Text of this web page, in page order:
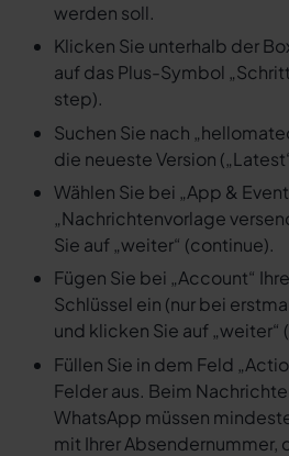
werden soll.
Klicken Sie unterhalb der
auf das Plus-Symbol
step).
Suchen Sie nach
die neueste Version
Wählen Sie bei „App &
„Nachrichtenvorlage
Sie auf „weiter“ (continue).
Fügen Sie bei „Account“
Schlüssel ein (nur bei
und klicken Sie auf „weiter“
Füllen Sie in dem Feld
Felder aus. Beim
WhatsApp müssen
mit Ihrer Absendernummer,